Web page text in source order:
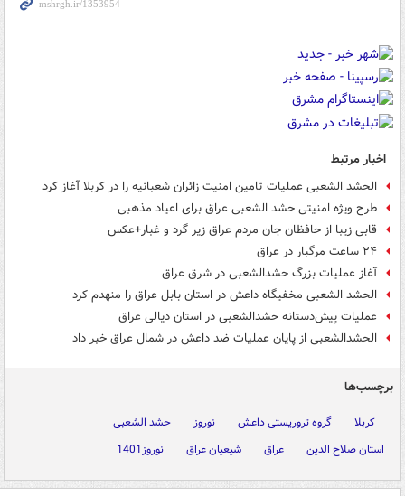
اخبار مرتبط
الحشد الشعبی عملیات تامین امنیت زائران شعبانیه را در کربلا آغاز کرد
طرح ویژه امنیتی حشد الشعبی عراق برای اعیاد مذهبی
قابی زیبا از حافظان جان مردم عراق زیر گرد و غبار+عکس
۲۴ ساعت مرگبار در عراق
آغاز عملیات بزرگ حشدالشعبی در شرق عراق
الحشد الشعبی مخفیگاه داعش در استان بابل عراق را منهدم کرد
عملیات پیش‌دستانه حشدالشعبی در استان دیالی عراق
الحشدالشعبی از پایان عملیات ضد داعش در شمال عراق خبر داد
برچسب‌ها
کربلا گروه تروریستی داعش نوروز
حشد الشعبی
استان صلاح الدین
عراق شیعیان عراق نوروز1401